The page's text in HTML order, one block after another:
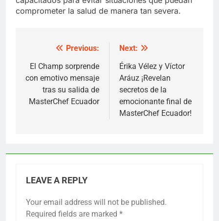
comprometer la salud de manera tan severa.
navigation
Previous:
El Champ sorprende
con emotivo mensaje
tras su salida de
MasterChef Ecuador
Next:
Érika Vélez y Víctor
Aráuz ¡Revelan
secretos de la
emocionante final de
MasterChef Ecuador!
LEAVE A REPLY
Your email address will not be published.
Required fields are marked *